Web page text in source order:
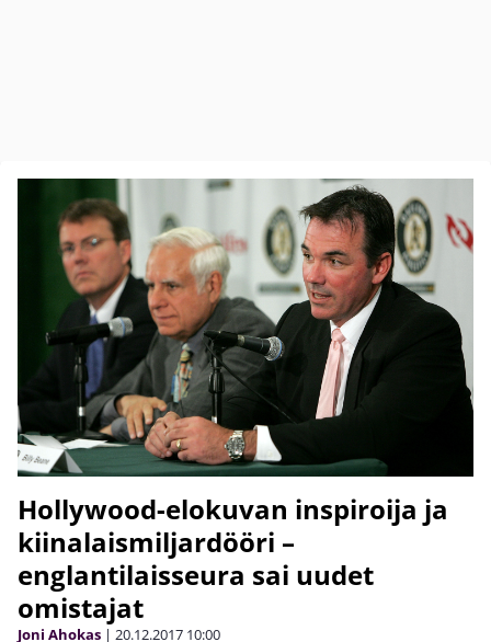
Hollywood-elokuvan inspiroija ja
kiinalaismiljardööri –
englantilaisseura sai uudet
omistajat
Joni Ahokas | 20.12.2017 10:00